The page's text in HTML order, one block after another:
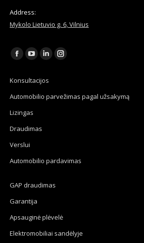
Address:
Mykolo Lietuvio g. 6, Vilnius
Find us on:
Facebook
opens
in
new
YouTube
opens
in
new
Linkedin
opens
in
Instagram
in
Konsultacijos
Automobilio parvežimas pagal užsakymą
Lizingas
Draudimas
Verslui
Automobilio pardavimas
GAP draudimas
Garantija
Apsauginė plėvelė
Elektromobiliai sandėlyje